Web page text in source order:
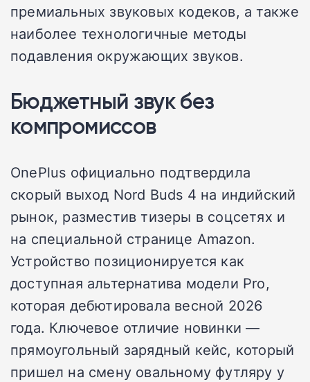
премиальных звуковых кодеков, а также
наиболее технологичные методы
подавления окружающих звуков.
Бюджетный звук без
компромиссов
OnePlus официально подтвердила
скорый выход Nord Buds 4 на индийский
рынок, разместив тизеры в соцсетях и
на специальной странице Amazon.
Устройство позиционируется как
доступная альтернатива модели Pro,
которая дебютировала весной 2026
года. Ключевое отличие новинки —
прямоугольный зарядный кейс, который
пришел на смену овальному футляру у